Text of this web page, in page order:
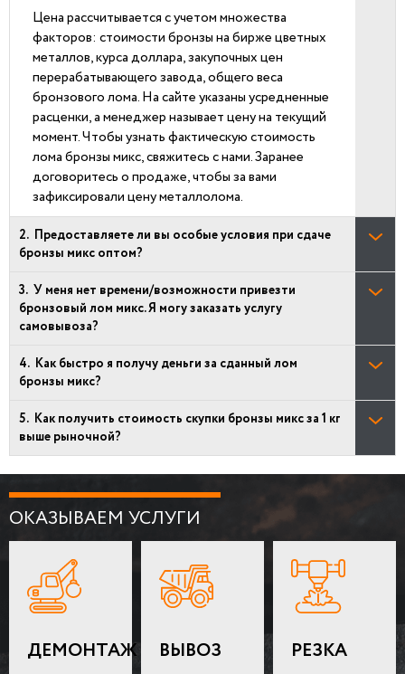
Цена рассчитывается с учетом множества
факторов: стоимости бронзы на бирже цветных
металлов, курса доллара, закупочных цен
перерабатывающего завода, общего веса
бронзового лома. На сайте указаны усредненные
расценки, а менеджер называет цену на текущий
момент. Чтобы узнать фактическую стоимость
лома бронзы микс, свяжитесь с нами. Заранее
договоритесь о продаже, чтобы за вами
зафиксировали цену металлолома.
Предоставляете ли вы особые условия при сдаче
бронзы микс оптом?
У меня нет времени/возможности привезти
бронзовый лом микс. Я могу заказать услугу
самовывоза?
Как быстро я получу деньги за сданный лом
бронзы микс?
Как получить стоимость скупки бронзы микс за 1 кг
выше рыночной?
ОКАЗЫВАЕМ УСЛУГИ
ДЕМОНТАЖ ВЫВОЗ РЕЗКА